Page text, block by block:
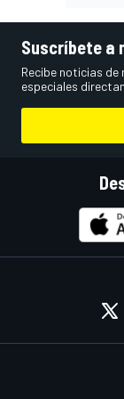
Suscríbete a
Recibe noticias
especiales